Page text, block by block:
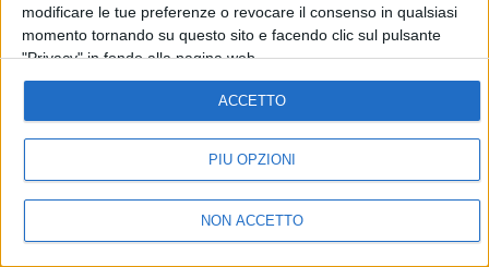
modificare le tue preferenze o revocare il consenso in qualsiasi
momento tornando su questo sito e facendo clic sul pulsante
"Privacy" in fondo alla pagina web.
PIÙ OPZIONI
NON ACCETTO
ACCETTO